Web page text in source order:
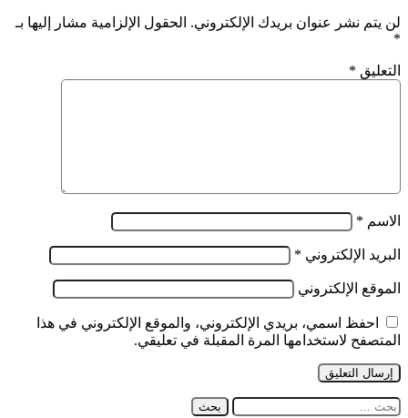
القرآن
الكريم
الفندقية
والسياحية
لن يتم نشر عنوان بريدك الإلكتروني. الحقول الإلزامية مشار إليها بـ
*
التعليق *
الاسم *
البريد الإلكتروني *
الموقع الإلكتروني
احفظ اسمي، بريدي الإلكتروني، والموقع الإلكتروني في هذا
المتصفح لاستخدامها المرة المقبلة في تعليقي.
البحث